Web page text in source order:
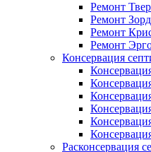
Ремонт
Ремонт
Ремонт
Ремонт
Консервация
Расконсервация